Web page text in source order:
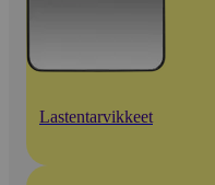
Lastentarvikkeet